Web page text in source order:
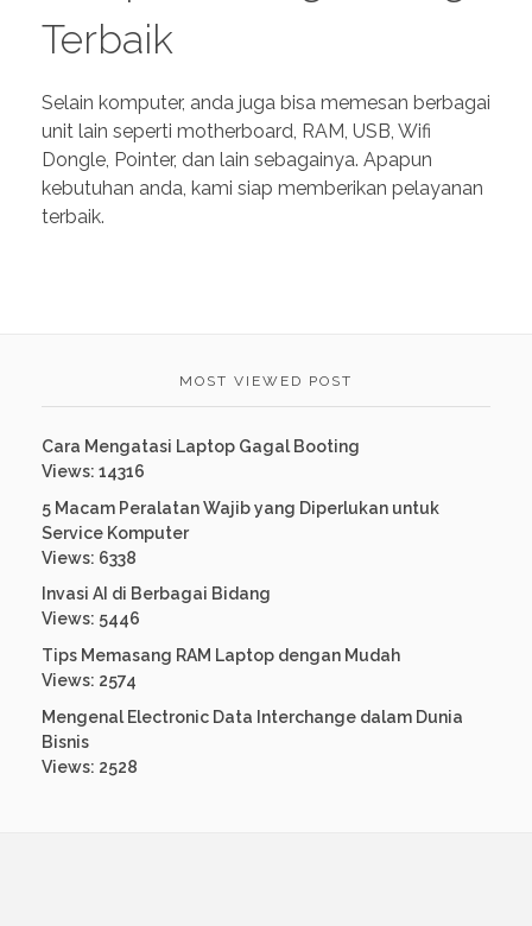
Terbaik
Selain komputer, anda juga bisa memesan berbagai
unit lain seperti motherboard, RAM, USB, Wifi
Dongle, Pointer, dan lain sebagainya. Apapun
kebutuhan anda, kami siap memberikan pelayanan
terbaik.
MOST VIEWED POST
Cara Mengatasi Laptop Gagal Booting
Views: 14316
5 Macam Peralatan Wajib yang Diperlukan untuk
Service Komputer
Views: 6338
Invasi AI di Berbagai Bidang
Views: 5446
Tips Memasang RAM Laptop dengan Mudah
Views: 2574
Mengenal Electronic Data Interchange dalam Dunia
Bisnis
Views: 2528